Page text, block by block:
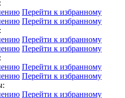
Перейти к избранному
Перейти к избранному
Перейти к избранному
Перейти к избранному
Перейти к избранному
Перейти к избранному
Перейти к избранному